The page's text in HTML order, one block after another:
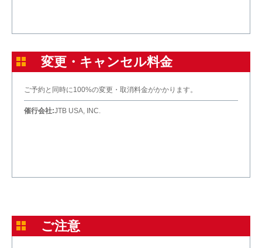
変更・キャンセル料金
ご予約と同時に100%の変更・取消料金がかかります。
催行会社:JTB USA, INC.
ご注意